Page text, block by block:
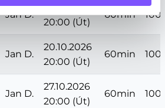
Jan D.
13.10.2026
20:00 (Út)
60min 100
Jan D.
20.10.2026
20:00 (Út)
60min 100
Jan D.
27.10.2026
20:00 (Út)
60min 100